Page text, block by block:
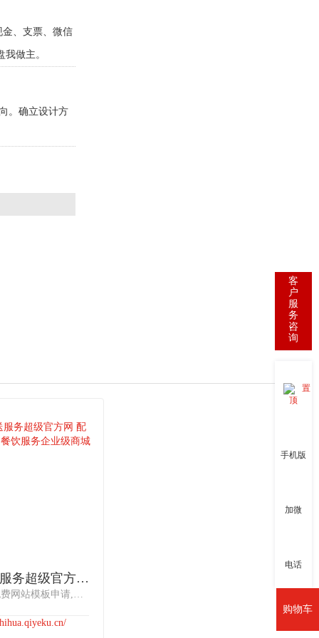
、支票、微信
做主。
。确立设计方
食物配送服务超级官方网 配送企业官网 餐饮服务企业级商城
超级官网,免费网站模板申请,食品行业超级官网网站模板,饮料行业超级官网网站模板公司，食物配送服务超级官方网 配送企业官网 餐饮服务企业级商城 专业从事“团膳”业务，现为多家企业、学校提供餐饮服务，服务人数达万余人
购物车
客
户
服
务
咨
询
置
顶
手机版
加微
电话